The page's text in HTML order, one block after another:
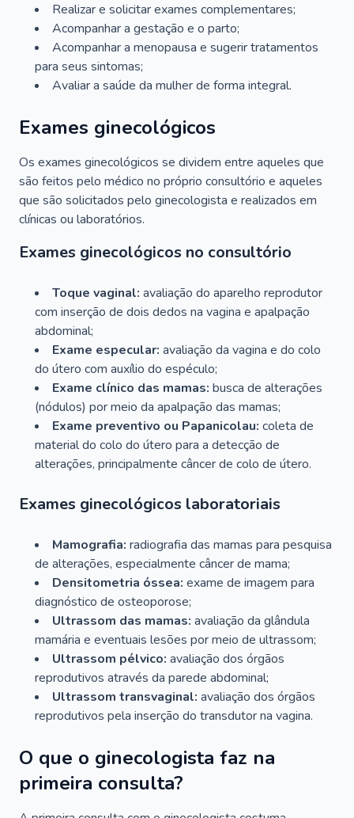
Realizar e solicitar exames complementares;
Acompanhar a gestação e o parto;
Acompanhar a menopausa e sugerir tratamentos
para seus sintomas;
Avaliar a saúde da mulher de forma integral.
Exames ginecológicos
Os exames ginecológicos se dividem entre aqueles que
são feitos pelo médico no próprio consultório e aqueles
que são solicitados pelo ginecologista e realizados em
clínicas ou laboratórios.
Exames ginecológicos no consultório
Toque vaginal: avaliação do aparelho reprodutor
com inserção de dois dedos na vagina e apalpação
abdominal;
Exame especular: avaliação da vagina e do colo
do útero com auxílio do espéculo;
Exame clínico das mamas: busca de alterações
(nódulos) por meio da apalpação das mamas;
Exame preventivo ou Papanicolau: coleta de
material do colo do útero para a detecção de
alterações, principalmente câncer de colo de útero.
Exames ginecológicos laboratoriais
Mamografia: radiografia das mamas para pesquisa
de alterações, especialmente câncer de mama;
Densitometria óssea: exame de imagem para
diagnóstico de osteoporose;
Ultrassom das mamas: avaliação da glândula
mamária e eventuais lesões por meio de ultrassom;
Ultrassom pélvico: avaliação dos órgãos
reprodutivos através da parede abdominal;
Ultrassom transvaginal: avaliação dos órgãos
reprodutivos pela inserção do transdutor na vagina.
O que o ginecologista faz na
primeira consulta?